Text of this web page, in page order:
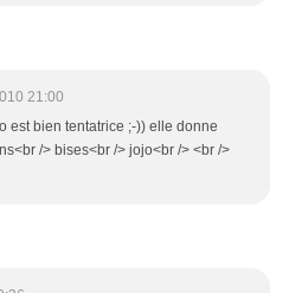
21:00
est bien tentatrice ;-)) elle donne
/> bises<br /> jojo<br /> <br />